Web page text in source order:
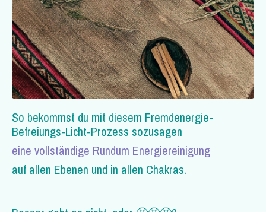
So bekommst du mit diesem Fremdenergie-
Befreiungs-Licht-Prozess sozusagen
eine vollständige Rundum Energiereinigung
auf allen Ebenen und in allen Chakras.